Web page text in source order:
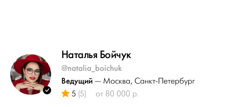
Наталья Бойчук
@natalia_boichuk
Ведущий — Москва, Санкт-Петербург
5 (5) от 80 000 р.